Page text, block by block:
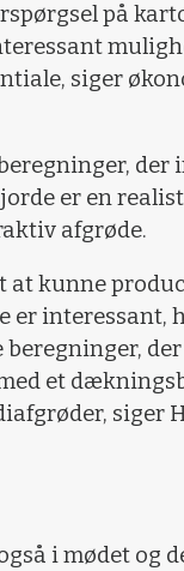
på
siger
der
er en
afgrøde.
at kunne
er interessant,
et
siger
i mødet og